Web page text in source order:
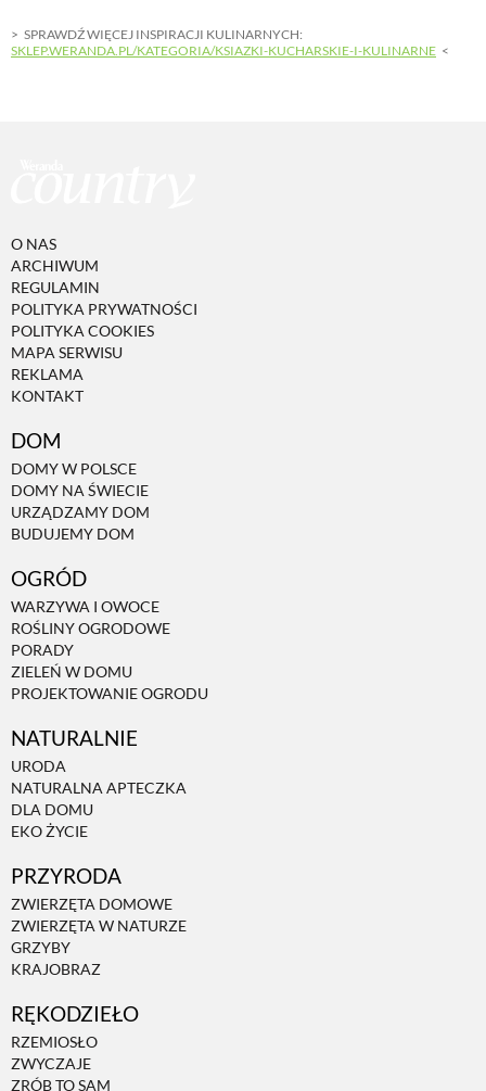
SPRAWDŹ WIĘCEJ INSPIRACJI KULINARNYCH:
SKLEP.WERANDA.PL/KATEGORIA/KSIAZKI-KUCHARSKIE-I-KULINARNE
O NAS
ARCHIWUM
REGULAMIN
POLITYKA PRYWATNOŚCI
POLITYKA COOKIES
MAPA SERWISU
REKLAMA
KONTAKT
DOM
DOMY W POLSCE
DOMY NA ŚWIECIE
URZĄDZAMY DOM
BUDUJEMY DOM
OGRÓD
WARZYWA I OWOCE
ROŚLINY OGRODOWE
PORADY
ZIELEŃ W DOMU
PROJEKTOWANIE OGRODU
NATURALNIE
URODA
NATURALNA APTECZKA
DLA DOMU
EKO ŻYCIE
PRZYRODA
ZWIERZĘTA DOMOWE
ZWIERZĘTA W NATURZE
GRZYBY
KRAJOBRAZ
RĘKODZIEŁO
RZEMIOSŁO
ZWYCZAJE
ZRÓB TO SAM